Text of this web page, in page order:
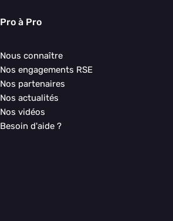
Pro à Pro
Nous connaître
Nos engagements RSE
Nos partenaires
Nos actualités
Nos vidéos
Besoin d'aide ?